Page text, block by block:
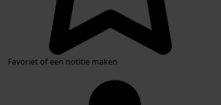
Favoriet of een notitie maken